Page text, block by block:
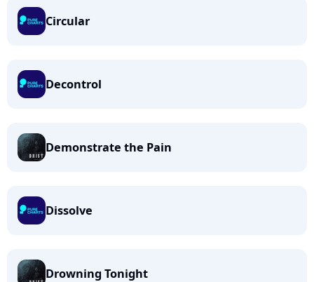
Circular
Decontrol
Demonstrate the Pain
Dissolve
Drowning Tonight